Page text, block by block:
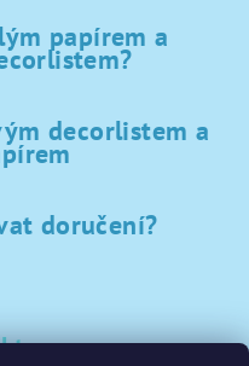
papírem a
decorlistem a
doručení?